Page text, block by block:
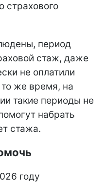
страхового
период
стаж, даже
не оплатили
же время, на
такие периоды не
набрать
стажа.
году